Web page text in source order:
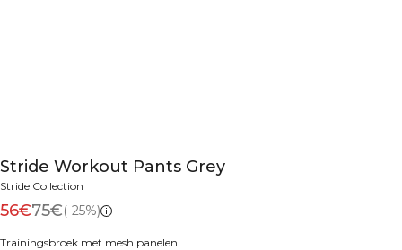
Stride Workout Pants Grey
Stride Collection
56€75€(-25%)
Trainingsbroek met mesh panelen.